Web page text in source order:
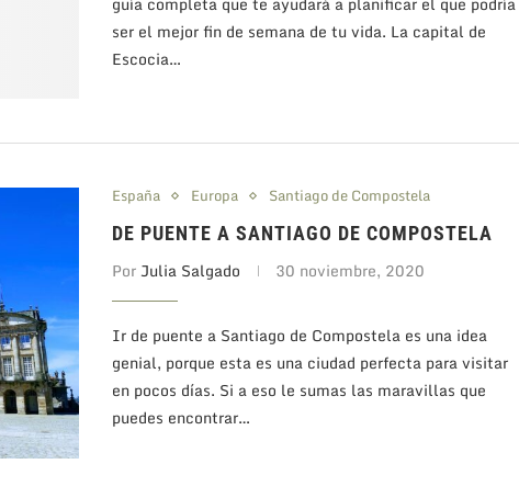
ser el mejor fin de semana de tu vida. La capital de
Escocia…
España Europa Santiago de Compostela
DE PUENTE A SANTIAGO DE COMPOSTELA
PorJulia Salgado 30 noviembre, 2020
Ir de puente a Santiago de Compostela es una idea
genial, porque esta es una ciudad perfecta para visitar
en pocos días. Si a eso le sumas las maravillas que
puedes encontrar…